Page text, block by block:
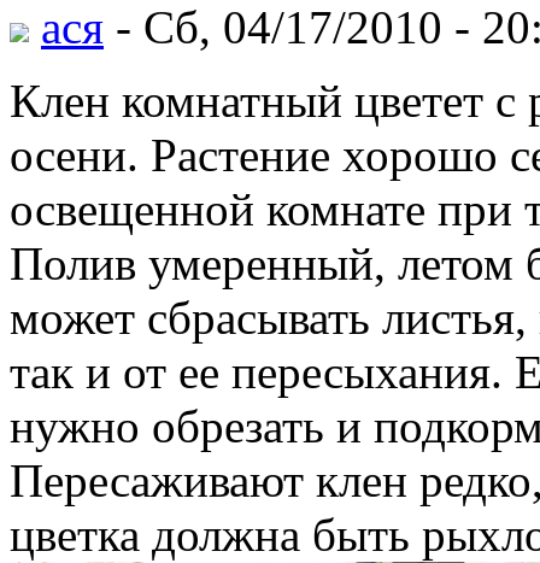
ася - Сб, 04/17/2010 -
Клен комнатный цветет с
осени. Растение хорошо
освещенной комнате при
Полив умеренный, летом
может сбрасывать
так и от ее пересыхания.
нужно обрезать и
Пересаживают клен
цветка должна быть